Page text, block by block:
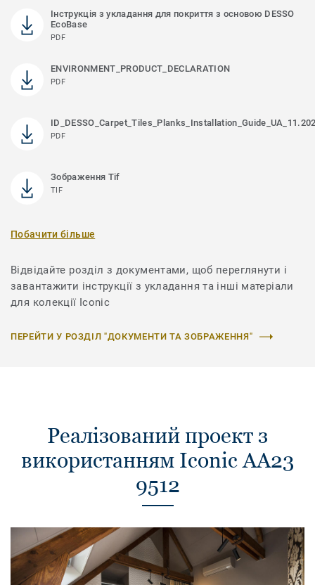
Інструкція з укладання для покриття з основою DESSO
EcoBase
PDF
ENVIRONMENT_PRODUCT_DECLARATION
PDF
PDF
Зображення Tif
TIF
Побачити більше
Відвідайте розділ з документами, щоб переглянути і
завантажити інструкції з укладання та інші матеріали
для колекції Iconic
ПЕРЕЙТИ У РОЗДІЛ "ДОКУМЕНТИ ТА ЗОБРАЖЕННЯ"
Реалізований проект з
використанням Iconic AA23
9512